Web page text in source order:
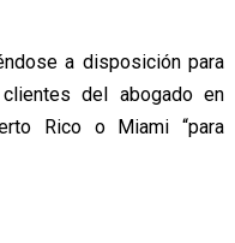
a disposición para
del abogado en
Rico o Miami “para